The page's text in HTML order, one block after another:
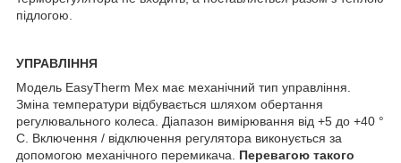
підлогою.
УПРАВЛІННЯ
Модель EasyTherm Mex має механічний тип управління.
Зміна температури відбувається шляхом обертання
регулювального колеса. Діапазон вимірювання від +5 до +40 °
С. Включення / відключення регулятора виконується за
допомогою механічного перемикача. Перевагою такого